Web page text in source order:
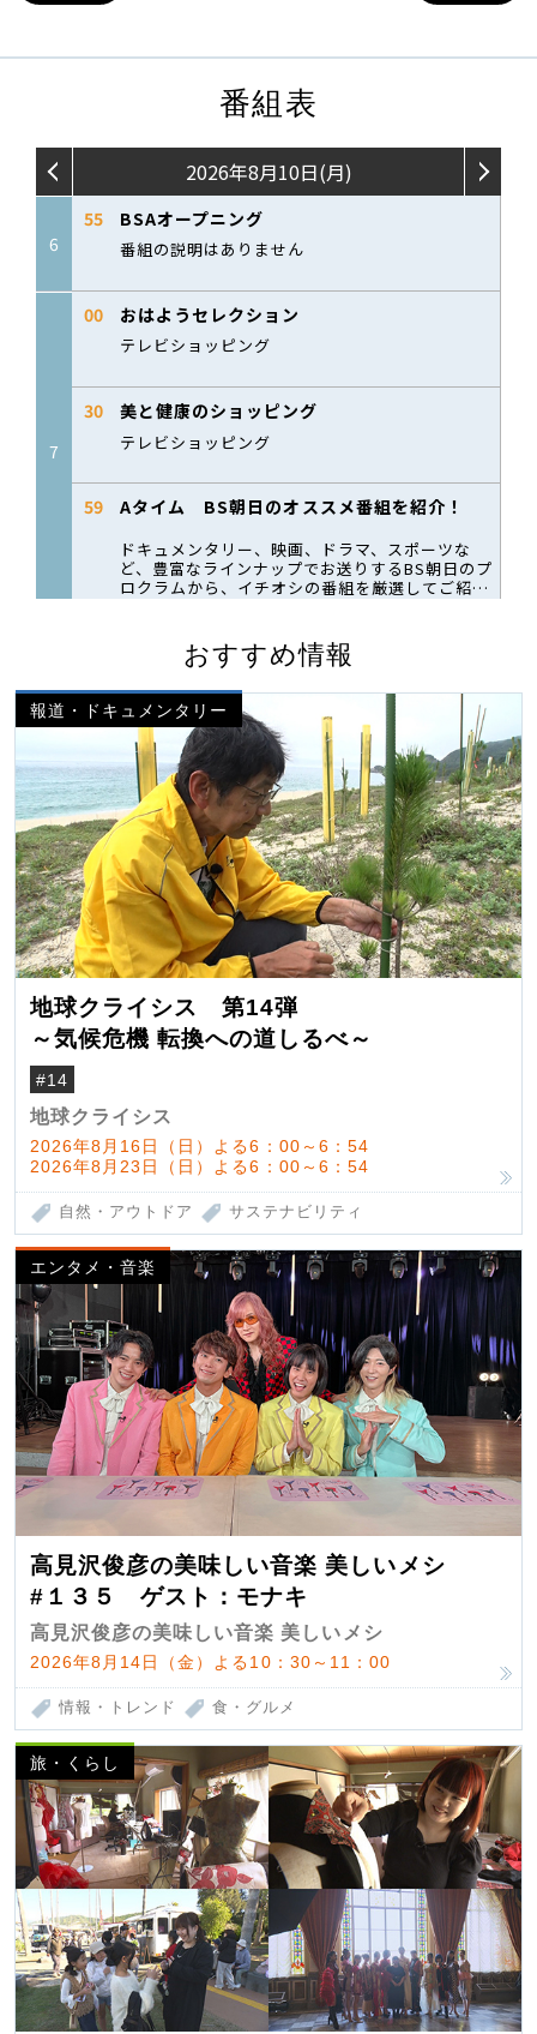
番組表
おすすめ情報
報道・ドキュメンタリー
地球クライシス 第14弾
～気候危機 転換への道しるべ～
#14
地球クライシス
2026年8月16日（日）よる6：00～6：54
2026年8月23日（日）よる6：00～6：54
自然・アウトドア サステナビリティ
エンタメ・音楽
高見沢俊彦の美味しい音楽 美しいメシ
#１３５ ゲスト：モナキ
高見沢俊彦の美味しい音楽 美しいメシ
2026年8月14日（金）よる10：30～11：00
情報・トレンド 食・グルメ
旅・くらし